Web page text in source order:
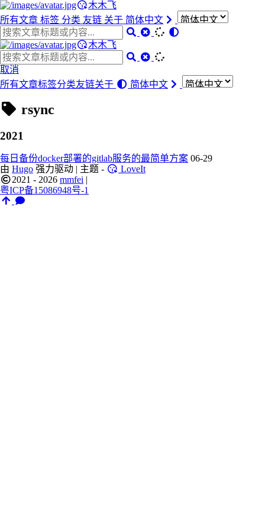
木木飞
所有文章 标签 分类 友链 关于 简体中文
木木飞
取消
所有文章标签分类友链关于 简体中文
rsync
2021
每日备份docker部署的gitlab服务的最简单方案 06-29
由 Hugo 强力驱动 | 主题 -
LoveIt
2021 - 2026 mmfei |
粤ICP备15086948号-1